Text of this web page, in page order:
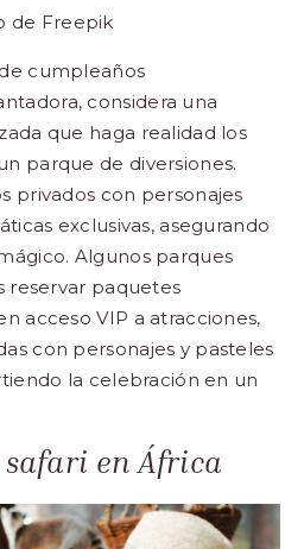
de Freepik
cumpleaños
considera una
que haga realidad los
parque de diversiones.
privados con personajes
exclusivas, asegurando
Algunos parques
reservar paquetes
acceso VIP a atracciones,
con personajes y pasteles
la celebración en un
en África